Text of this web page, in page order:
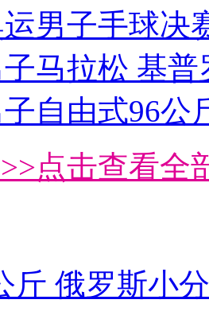
男子手球决
马拉松 基
自由式96公
点击查看全
斤 俄罗斯小